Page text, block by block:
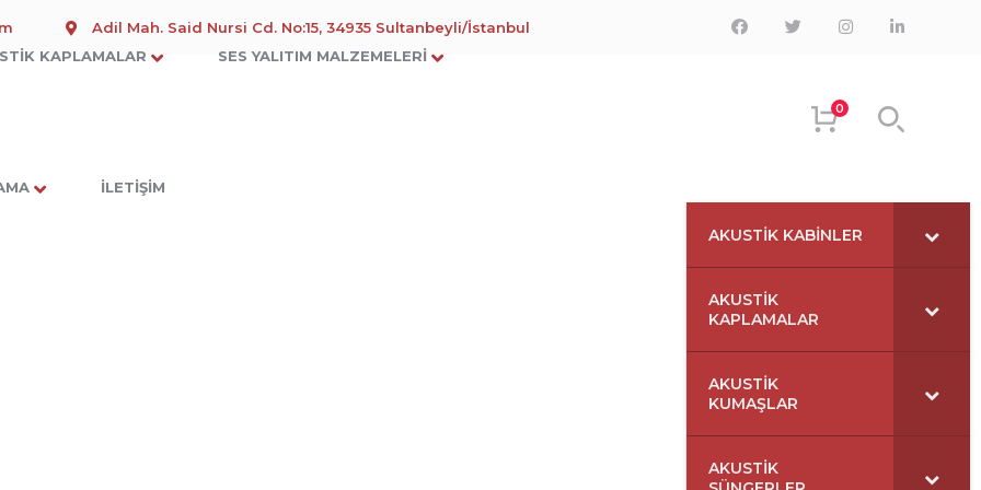
Adil Mah. Said Nursi Cd. No:15, 34935 Sultanbeyli/İstanbul
FacebookTwitterInstagramLinkedIn
KAPLAMALAR SES YALITIM MALZEMELERI
İLETIŞIM
0
AKUSTIK KABINLER
AKUSTIK
KAPLAMALAR
AKUSTIK
KUMAŞLAR
AKUSTIK